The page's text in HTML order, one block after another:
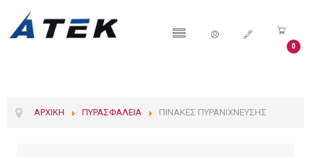
0
ΑΡΧΙΚΉ ΠΥΡΑΣΦΆΛΕΙΑ ΠΊΝΑΚΕΣ ΠΥΡΑΝΊΧΝΕΥΣΗΣ